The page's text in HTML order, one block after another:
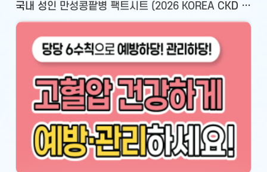
국내 성인 만성콩팥병 팩트시트 (2026 KOREA CKD FACT SHEET)